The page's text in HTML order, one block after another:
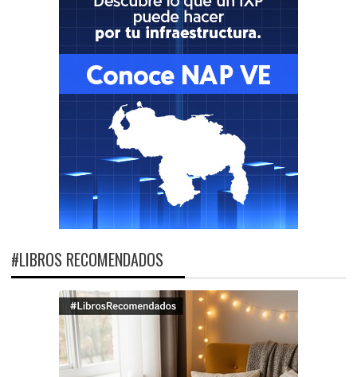
#LIBROS RECOMENDADOS